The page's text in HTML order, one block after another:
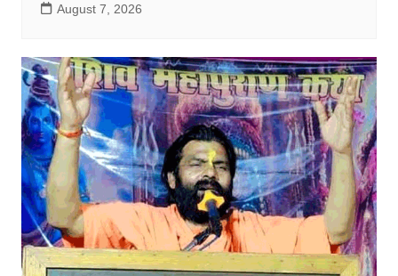
August 7, 2026